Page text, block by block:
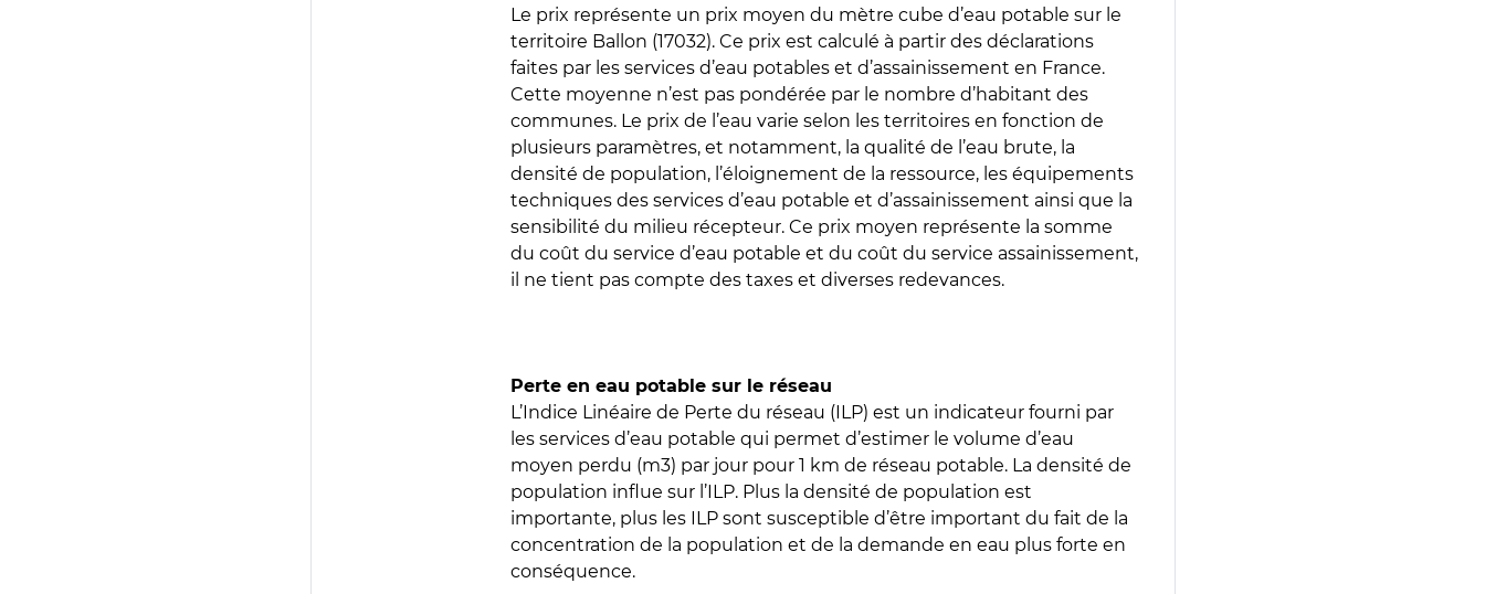
Le prix représente un prix moyen du mètre cube d’eau potable sur le
territoire Ballon (17032). Ce prix est calculé à partir des déclarations
faites par les services d’eau potables et d’assainissement en France.
Cette moyenne n’est pas pondérée par le nombre d’habitant des
communes. Le prix de l’eau varie selon les territoires en fonction de
plusieurs paramètres, et notamment, la qualité de l’eau brute, la
densité de population, l’éloignement de la ressource, les équipements
techniques des services d’eau potable et d’assainissement ainsi que la
sensibilité du milieu récepteur. Ce prix moyen représente la somme
du coût du service d’eau potable et du coût du service assainissement,
il ne tient pas compte des taxes et diverses redevances.
Perte en eau potable sur le réseau
L’Indice Linéaire de Perte du réseau (ILP) est un indicateur fourni par
les services d’eau potable qui permet d’estimer le volume d’eau
moyen perdu (m3) par jour pour 1 km de réseau potable. La densité de
population influe sur l’ILP. Plus la densité de population est
importante, plus les ILP sont susceptible d’être important du fait de la
concentration de la population et de la demande en eau plus forte en
conséquence.